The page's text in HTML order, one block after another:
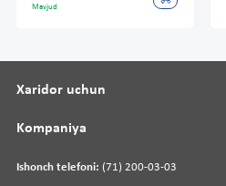
Mavjud
Ishonch telefoni: (71) 200-03-03
Xaridor uchun
Kompaniya